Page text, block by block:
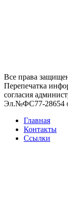
Все права
Перепечатка
согласия
Эл.№ФС77-28654
Главная
Контакты
Ссылки